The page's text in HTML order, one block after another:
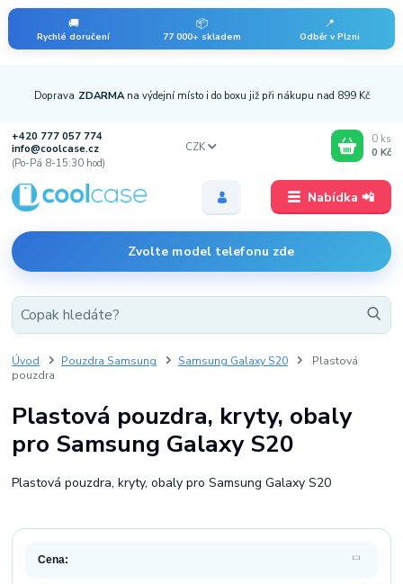
🚚
Rychlé doručení
📦
77 000+ skladem
📍
Odběr v Plzni
Nabídka 📲
Doprava ZDARMA na výdejní místo i do boxu již při nákupu nad 899 Kč
+420 777 057 774
info@coolcase.cz
(Po-Pá 8-15:30 hod)
Zvolte model telefonu zde
CZK
0 ks
0 Kč
Úvod Pouzdra Samsung Samsung Galaxy S20
Plastová
pouzdra
Plastová pouzdra, kryty, obaly
pro Samsung Galaxy S20
Plastová pouzdra, kryty, obaly pro Samsung Galaxy S20
Cena: